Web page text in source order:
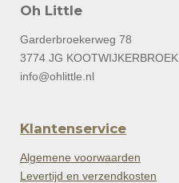
Oh Little
Garderbroekerweg 78
3774 JG KOOTWIJKERBROEK
info@ohlittle.nl
Klantenservice
Algemene voorwaarden
Levertijd en verzendkosten